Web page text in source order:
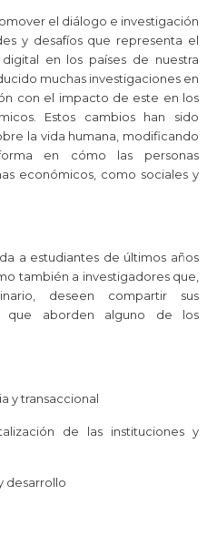
el diálogo e investigación
y desafíos que representa el
en los países de nuestra
muchas investigaciones en
con el impacto de este en los
Estos cambios han sido
la vida humana, modificando
en cómo las personas
económicos, como sociales y
a estudiantes de últimos años
también a investigadores que,
deseen compartir sus
que aborden alguno de los
y transaccional
de las instituciones y
desarrollo